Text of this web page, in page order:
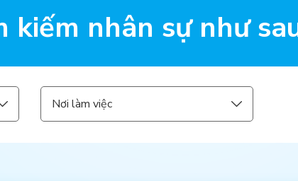
nhân sự như
Nơi làm việc